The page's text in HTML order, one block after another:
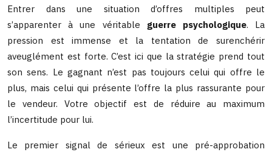
Entrer dans une situation d’offres multiples peut
s’apparenter à une véritable guerre psychologique. La
pression est immense et la tentation de surenchérir
aveuglément est forte. C’est ici que la stratégie prend tout
son sens. Le gagnant n’est pas toujours celui qui offre le
plus, mais celui qui présente l’offre la plus rassurante pour
le vendeur. Votre objectif est de réduire au maximum
l’incertitude pour lui.
Le premier signal de sérieux est une pré-approbation